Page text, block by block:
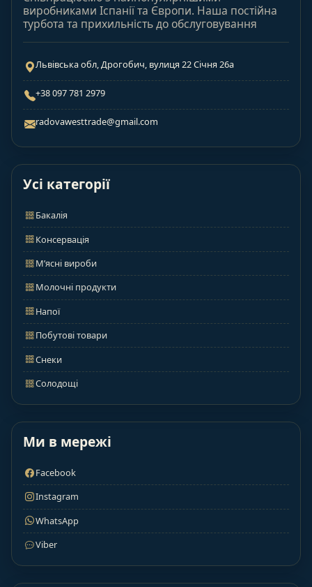
виробниками Іспанії та Європи. Наша постійна
турбота та прихильність до обслуговування
Львівська обл, Дрогобич, вулиця 22 Січня 26а
+38 097 781 2979
radovawesttrade@gmail.com
Усі категорії
Бакалія
Консервація
М’ясні вироби
Молочні продукти
Напої
Побутові товари
Снеки
Солодощі
Ми в мережі
Facebook
Instagram
WhatsApp
Viber